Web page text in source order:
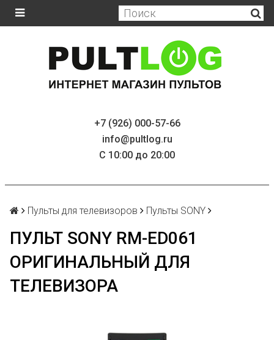
+7 (926) 000-57-66
info@pultlog.ru
С 10:00 до 20:00
Пульты для телевизоров Пульты SONY
ПУЛЬТ SONY RM-ED061
ОРИГИНАЛЬНЫЙ ДЛЯ
ТЕЛЕВИЗОРА